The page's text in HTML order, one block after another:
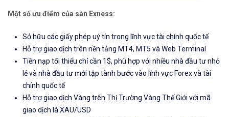
Một số ưu điểm của sàn Exness:
Sở hữu các giấy phép uý tín trong lĩnh vực tài chính quốc tế
Hỗ trợ giao dịch trên nền tảng MT4, MT5 và Web Terminal
Tiền nạp tối thiểu chỉ cần 1$, phù hợp với nhiều nhà đầu tư nhỏ
lẻ và nhà đầu tư mới tập tành bước vào lĩnh vực Forex và tài
chính quốc tế
Hỗ trợ giao dịch Vàng trên Thị Trường Vàng Thế Giới với mã
giao dịch là XAU/USD